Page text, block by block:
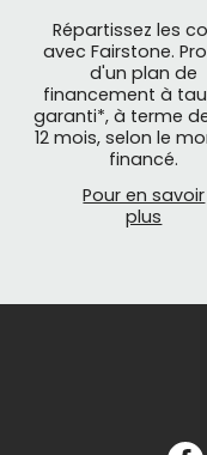
Répartissez les
avec Fairstone.
d'un plan de
financement à
garanti*, à terme
12 mois, selon le
financé.
Pour en savoir
plus